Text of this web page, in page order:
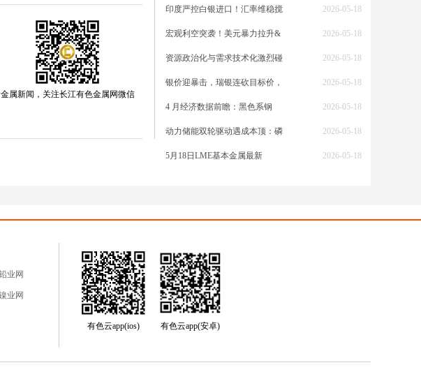
温，加剧资金从风险资
利了结；电子、光伏
绪蔓延引发价格踩踏。
多重利空集中释放将锡
变量将决定锡价走势，暴
放的政策信号；二是国
与印尼出口政策变动，
属新闻，关注长江有色金属网微信
印度严控白银进口！汇率维稳搅 2026-05-18
宏观利空突袭！美元暴力拉升& 2026-05-18
资源政治化与需求技术化激烈碰 2026-05-18
银价迎暴击，瑞银连砍目标价， 2026-05-18
4 月经济数据前瞻：黑色系钢 2026-05-18
动力储能双轮驱动遇成本顶：磷 2026-05-18
5月18日LME基本金属最新 2026-05-18
业网
业网
有色云app(ios) 有色云app(安卓)